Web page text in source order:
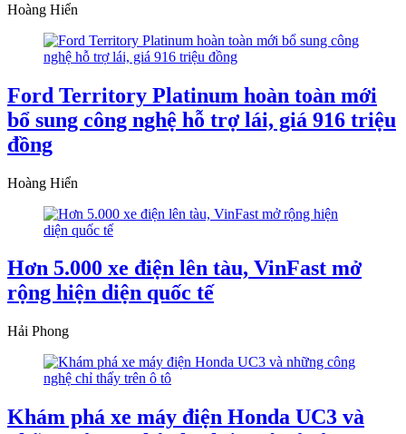
Hoàng Hiển
Ford Territory Platinum hoàn toàn mới
bổ sung công nghệ hỗ trợ lái, giá 916 triệu
đồng
Hoàng Hiển
Hơn 5.000 xe điện lên tàu, VinFast mở
rộng hiện diện quốc tế
Hải Phong
Khám phá xe máy điện Honda UC3 và